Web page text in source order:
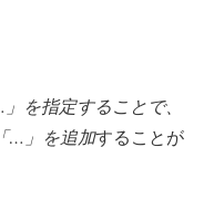
を指定することで、
…」を追加することが